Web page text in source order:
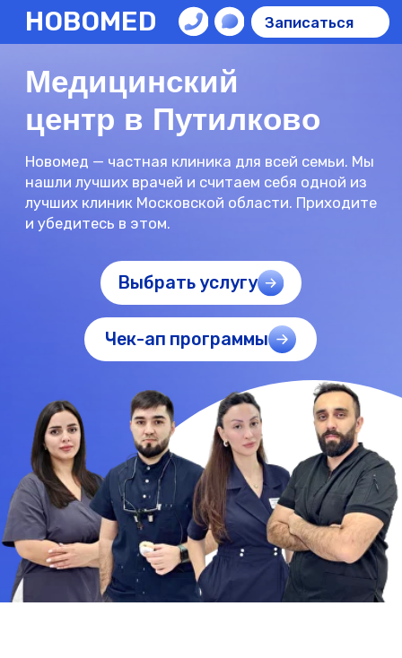
НОВОМЕD Записаться
Новомед — частная клиника для всей семьи. Мы
нашли лучших врачей и считаем себя одной из
и убедитесь в этом.
центр в Путилково
Выбрать услугу
Комплексная поддержка здоровья вашей семьи
Услуги клиники